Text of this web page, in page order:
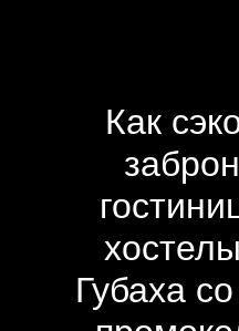
Как
Губаха